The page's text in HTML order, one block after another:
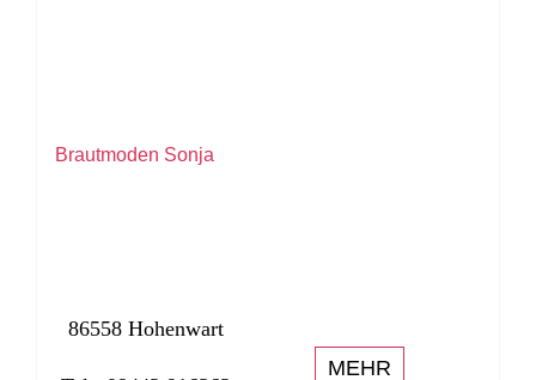
Brautmoden Sonja
86558 Hohenwart
MEHR